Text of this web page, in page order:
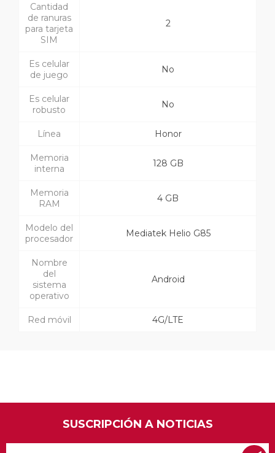
Cantidad
de ranuras
para tarjeta
SIM
2
Es celular
de juego
No
Es celular
robusto
No
Línea Honor
Memoria
interna
128 GB
Memoria
RAM
4 GB
Modelo del
procesador
Mediatek Helio G85
Nombre
del
sistema
operativo
Android
Red móvil 4G/LTE
SUSCRIPCIÓN A NOTICIAS